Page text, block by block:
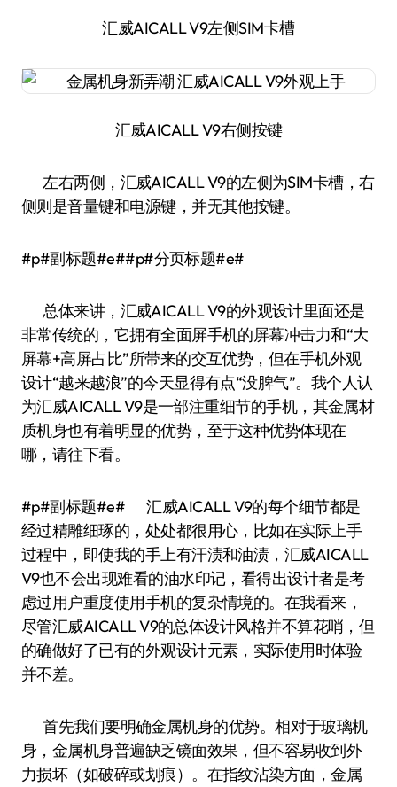
汇威AICALL V9左侧SIM卡槽
汇威AICALL V9右侧按键
左右两侧，汇威AICALL V9的左侧为SIM卡槽，右
侧则是音量键和电源键，并无其他按键。
#p#副标题#e##p#分页标题#e#
总体来讲，汇威AICALL V9的外观设计里面还是
非常传统的，它拥有全面屏手机的屏幕冲击力和“大
屏幕+高屏占比”所带来的交互优势，但在手机外观
设计“越来越浪”的今天显得有点“没脾气”。我个人认
为汇威AICALL V9是一部注重细节的手机，其金属材
质机身也有着明显的优势，至于这种优势体现在
哪，请往下看。
#p#副标题#e# 汇威AICALL V9的每个细节都是
经过精雕细琢的，处处都很用心，比如在实际上手
过程中，即使我的手上有汗渍和油渍，汇威AICALL
V9也不会出现难看的油水印记，看得出设计者是考
虑过用户重度使用手机的复杂情境的。在我看来，
尽管汇威AICALL V9的总体设计风格并不算花哨，但
的确做好了已有的外观设计元素，实际使用时体验
并不差。
首先我们要明确金属机身的优势。相对于玻璃机
身，金属机身普遍缺乏镜面效果，但不容易收到外
力损坏（如破碎或划痕）。在指纹沾染方面，金属